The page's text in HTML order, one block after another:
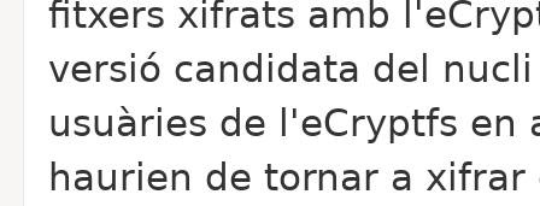
fitxers xifrats amb
versió candidata del
usuàries de l'eCryptfs en
haurien de tornar a